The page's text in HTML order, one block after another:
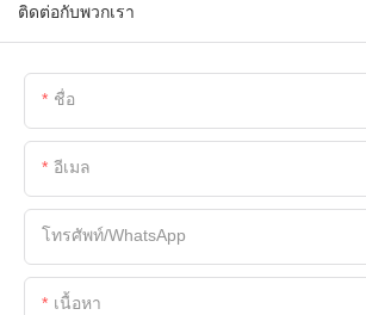
ติดต่อกับพวกเรา
ชื่อ
อีเมล
โทรศัพท์/WhatsApp
เนื้อหา